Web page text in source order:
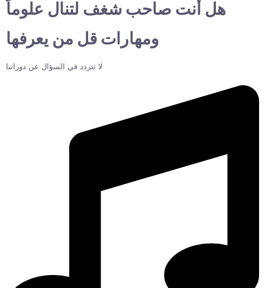
هل أنت صاحب شغف لتنال علوماً
ومهارات قل من يعرفها
لا تتردد في السؤال عن دوراتنا